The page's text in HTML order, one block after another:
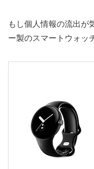
もし個人情報の流出が
ー製のスマートウォッ